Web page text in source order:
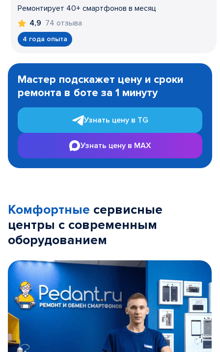
Ремонтирует 40+ смартфонов в месяц
4,9 74 отзыва
4 года опыта
1
Мастер подскажет цену и сроки
ремонта в боте за 1 минуту
Узнать цену в TG
Узнать цену в MAX
Комфортные сервисные
центры с современным
оборудованием